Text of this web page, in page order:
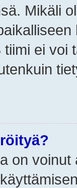
Mikäli
ei voi
on